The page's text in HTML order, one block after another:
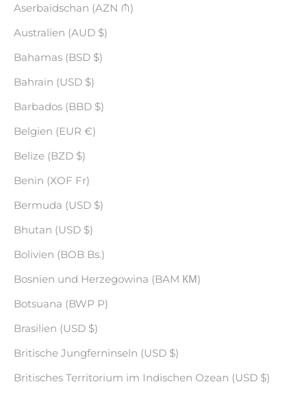
Aserbaidschan (AZN ₼)
Australien (AUD $)
Bahamas (BSD $)
Bahrain (USD $)
Barbados (BBD $)
Belgien (EUR €)
Belize (BZD $)
Benin (XOF Fr)
Bermuda (USD $)
Bhutan (USD $)
Bolivien (BOB Bs.)
Bosnien und Herzegowina (BAM КМ)
Botsuana (BWP P)
Brasilien (USD $)
Britische Jungferninseln (USD $)
Britisches Territorium im Indischen Ozean (USD $)